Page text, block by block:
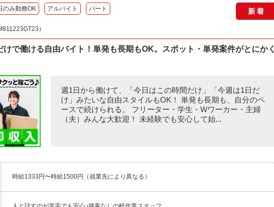
のみ勤務OK アルバイト パート 新着
）
けで働ける自由バイト！単発も長期もOK。スポット・単発案件がとにかく
週1日から働けて、「今日はこの時間だけ」「今週は1日だ
け」みたいな自由スタイルもOK！ 単発も長期も、自分のペ
ースで続けられる。 フリーター・学生・Wワーカー・主婦
（夫）みんな大歓迎！ 未経験でも安心して始...
時給1333円〜時給1500円（就業先により異なる）